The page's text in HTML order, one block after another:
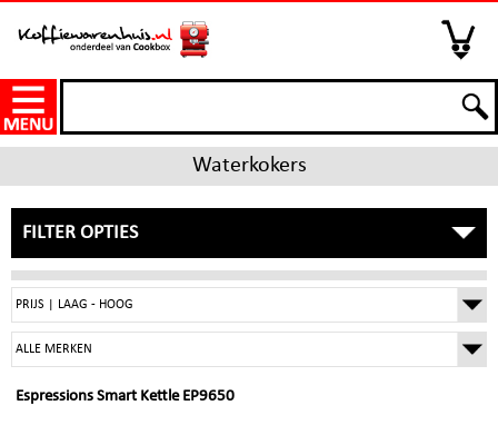
Waterkokers
FILTER OPTIES
Espressions Smart Kettle EP9650